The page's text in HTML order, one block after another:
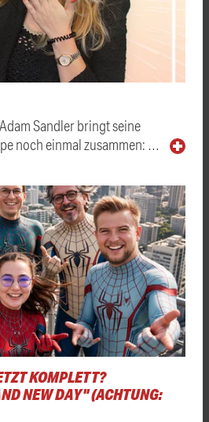
Sandler bringt seine
noch einmal zusammen: …
KOMPLETT?
NEW DAY" (ACHTUNG: